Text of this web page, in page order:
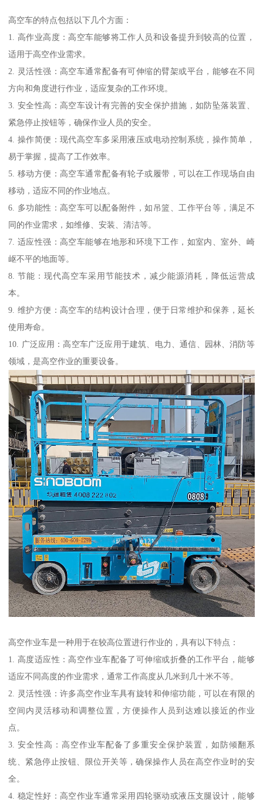
高空车的特点包括以下几个方面：
1. 高作业高度：高空车能够将工作人员和设备提升到较高的位置，
适用于高空作业需求。
2. 灵活性强：高空车通常配备有可伸缩的臂架或平台，能够在不同
方向和角度进行作业，适应复杂的工作环境。
3. 安全性高：高空车设计有完善的安全保护措施，如防坠落装置、
紧急停止按钮等，确保作业人员的安全。
4. 操作简便：现代高空车多采用液压或电动控制系统，操作简单，
易于掌握，提高了工作效率。
5. 移动方便：高空车通常配备有轮子或履带，可以在工作现场自由
移动，适应不同的作业地点。
6. 多功能性：高空车可以配备附件，如吊篮、工作平台等，满足不
同的作业需求，如维修、安装、清洁等。
7. 适应性强：高空车能够在地形和环境下工作，如室内、室外、崎
岖不平的地面等。
8. 节能：现代高空车采用节能技术，减少能源消耗，降低运营成
本。
9. 维护方便：高空车的结构设计合理，便于日常维护和保养，延长
使用寿命。
10. 广泛应用：高空车广泛应用于建筑、电力、通信、园林、消防等
领域，是高空作业的重要设备。
高空作业车是一种用于在较高位置进行作业的，具有以下特点：
1. 高度适应性：高空作业车配备了可伸缩或折叠的工作平台，能够
适应不同高度的作业需求，通常工作高度从几米到几十米不等。
2. 灵活性强：许多高空作业车具有旋转和伸缩功能，可以在有限的
空间内灵活移动和调整位置，方便操作人员到达难以接近的作业
点。
3. 安全性高：高空作业车配备了多重安全保护装置，如防倾翻系
统、紧急停止按钮、限位开关等，确保操作人员在高空作业时的安
全。
4. 稳定性好：高空作业车通常采用四轮驱动或液压支腿设计，能够